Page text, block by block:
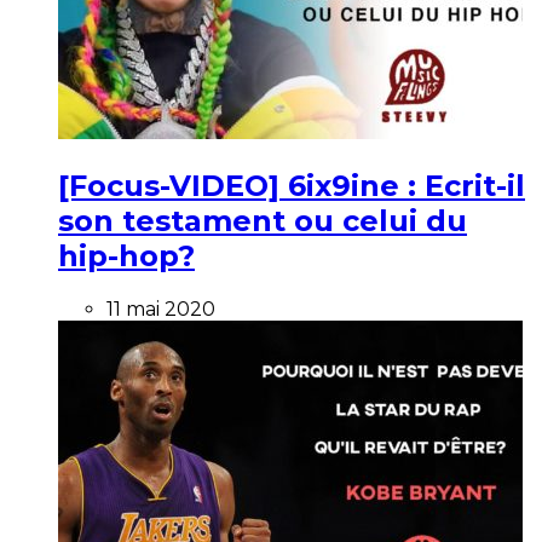
[Focus-VIDEO] 6ix9ine : Ecrit-il
son testament ou celui du
hip-hop?
11 mai 2020